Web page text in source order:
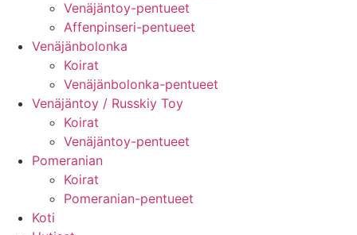
Venäjäntoy-pentueet
Affenpinseri-pentueet
Venäjänbolonka
Koirat
Venäjänbolonka-pentueet
Venäjäntoy / Russkiy Toy
Koirat
Venäjäntoy-pentueet
Pomeranian
Koirat
Pomeranian-pentueet
Koti